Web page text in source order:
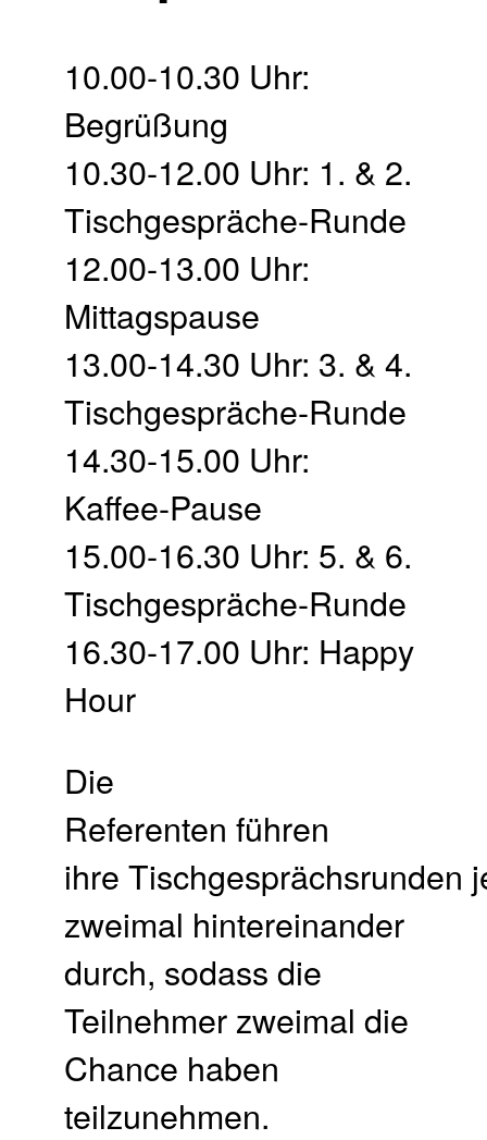
10.00-10.30 Uhr:
Begrüßung
10.30-12.00 Uhr: 1. & 2.
Tischgespräche-Runde
12.00-13.00 Uhr:
Mittagspause
13.00-14.30 Uhr: 3. & 4.
Tischgespräche-Runde
14.30-15.00 Uhr:
Kaffee-Pause
15.00-16.30 Uhr: 5. & 6.
Tischgespräche-Runde
16.30-17.00 Uhr: Happy
Hour
Die
Referenten führen
ihre Tischgesprächsrunden
zweimal hintereinander
durch, sodass die
Teilnehmer zweimal die
Chance haben
teilzunehmen.